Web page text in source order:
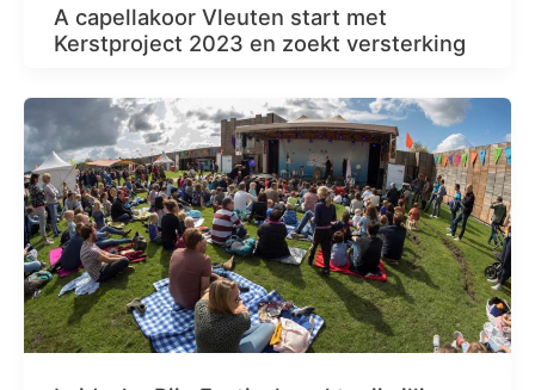
A capellakoor Vleuten start met
Kerstproject 2023 en zoekt versterking